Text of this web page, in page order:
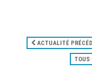
ACTUALITÉ
TOUS